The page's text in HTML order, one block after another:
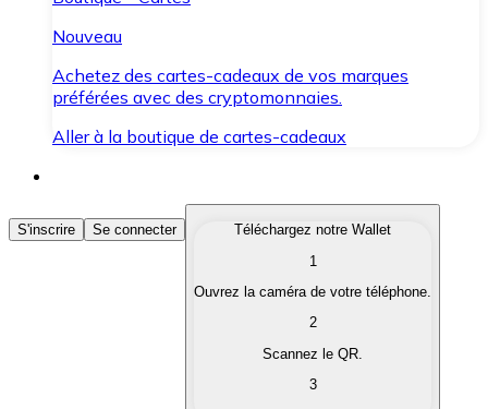
Nouveau
Achetez des cartes-cadeaux de vos marques
préférées avec des cryptomonnaies.
Aller à la boutique de cartes-cadeaux
Acheter des Cryptomonnaies
Achetez les cryptomonnaies qui vous intéressent
Convertissez vos cryptomonnaies en monnaie
S'inscrire Se connecter
Téléchargez notre Wallet
1
Ouvrez la caméra de votre téléphone.
2
Scannez le QR.
3